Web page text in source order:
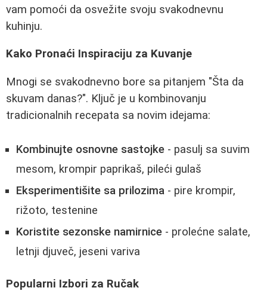
vam pomoći da osvežite svoju svakodnevnu
kuhinju.
Kako Pronaći Inspiraciju za Kuvanje
Mnogi se svakodnevno bore sa pitanjem "Šta da
skuvam danas?". Ključ je u kombinovanju
tradicionalnih recepata sa novim idejama:
Kombinujte osnovne sastojke - pasulj sa suvim
mesom, krompir paprikaš, pileći gulaš
Eksperimentišite sa prilozima - pire krompir,
rižoto, testenine
Koristite sezonske namirnice - prolećne salate,
letnji djuveč, jeseni variva
Popularni Izbori za Ručak